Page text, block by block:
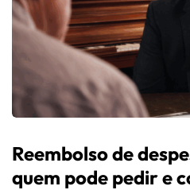
Reembolso de
quem pode pedir e